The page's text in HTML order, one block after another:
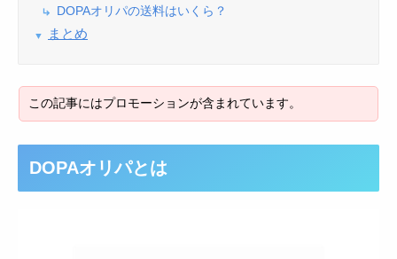
DOPAオリパの送料はいくら？
まとめ
DOPAオリパとは